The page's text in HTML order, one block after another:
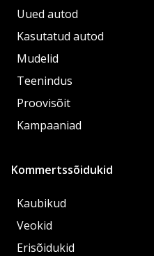
Uued autod
Kasutatud autod
Mudelid
Teenindus
Proovisõit
Kampaaniad
Kommertssõidukid
Kaubikud
Veokid
Erisõidukid